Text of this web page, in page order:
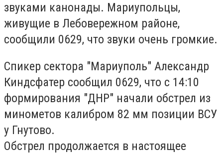
звуками канонады. Мариупольцы,
живущие в Лебовережном районе,
сообщили 0629, что звуки очень громкие.
Спикер сектора "Мариуполь" Александр
Киндсфатер сообщил 0629, что с 14:10
формирования "ДНР" начали обстрел из
минометов калибром 82 мм позиции ВСУ
у Гнутово.
Обстрел продолжается в настоящее